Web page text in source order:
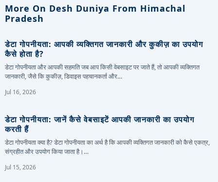
More On Desh Duniya From Himachal
Pradesh
डेटा गोपनीयता: आपकी व्यक्तिगत जानकारी और कुकीज़ का उपयोग
कैसे होता है?
डेटा गोपनीयता और आपकी सहमति जब आप किसी वेबसाइट पर जाते हैं, तो आपकी व्यक्तिगत
जानकारी, जैसे कि कुकीज़, डिवाइस पहचानकर्ता और…
Jul 16, 2026
डेटा गोपनीयता: जानें कैसे वेबसाइटें आपकी जानकारी का उपयोग
करती हैं
डेटा गोपनीयता क्या है? डेटा गोपनीयता का अर्थ है कि आपकी व्यक्तिगत जानकारी को कैसे एकत्र,
संग्रहीत और उपयोग किया जाता है।…
Jul 15, 2026